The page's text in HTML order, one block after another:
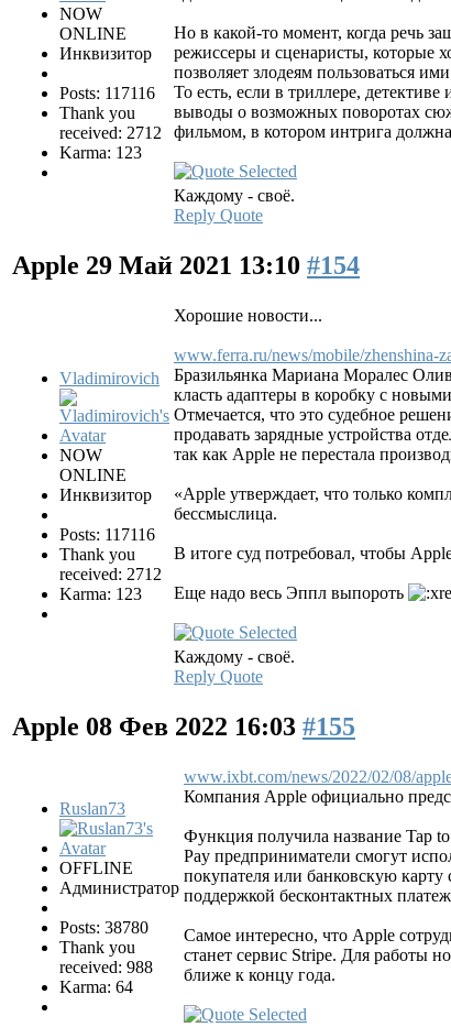
NOW
ONLINE
Инквизитор
Posts: 117116
Thank you
received: 2712
Karma: 123
Но в какой-то момент, когда речь
режиссеры и сценаристы, которые
позволяет злодеям пользоваться
То есть, если в триллере,
выводы о возможных поворотах
фильмом, в котором интрига
Каждому - своё.
Reply Quote
Apple 29 Май 2021 13:10 #154
Vladimirovich
NOW
ONLINE
Инквизитор
Posts: 117116
Thank you
received: 2712
Karma: 123
Хорошие новости...
www.ferra.ru/news/mobile/zhenshina-
Бразильянка Мариана Моралес
класть адаптеры в коробку с
Отмечается, что это судебное
продавать зарядные устройства
так как Apple не перестала
«Apple утверждает, что только
бессмыслица.
В итоге суд потребовал, чтобы
Еще надо весь Эппл выпороть
Каждому - своё.
Reply Quote
Apple 08 Фев 2022 16:03 #155
Ruslan73
OFFLINE
Администратор
Posts: 38780
Thank you
received: 988
Karma: 64
www.ixbt.com/news/2022/02/08/
Компания Apple официально
Функция получила название Tap
Pay предприниматели смогут
покупателя или банковскую
поддержкой бесконтактных
Самое интересно, что Apple
станет сервис Stripe. Для работы
ближе к концу года.